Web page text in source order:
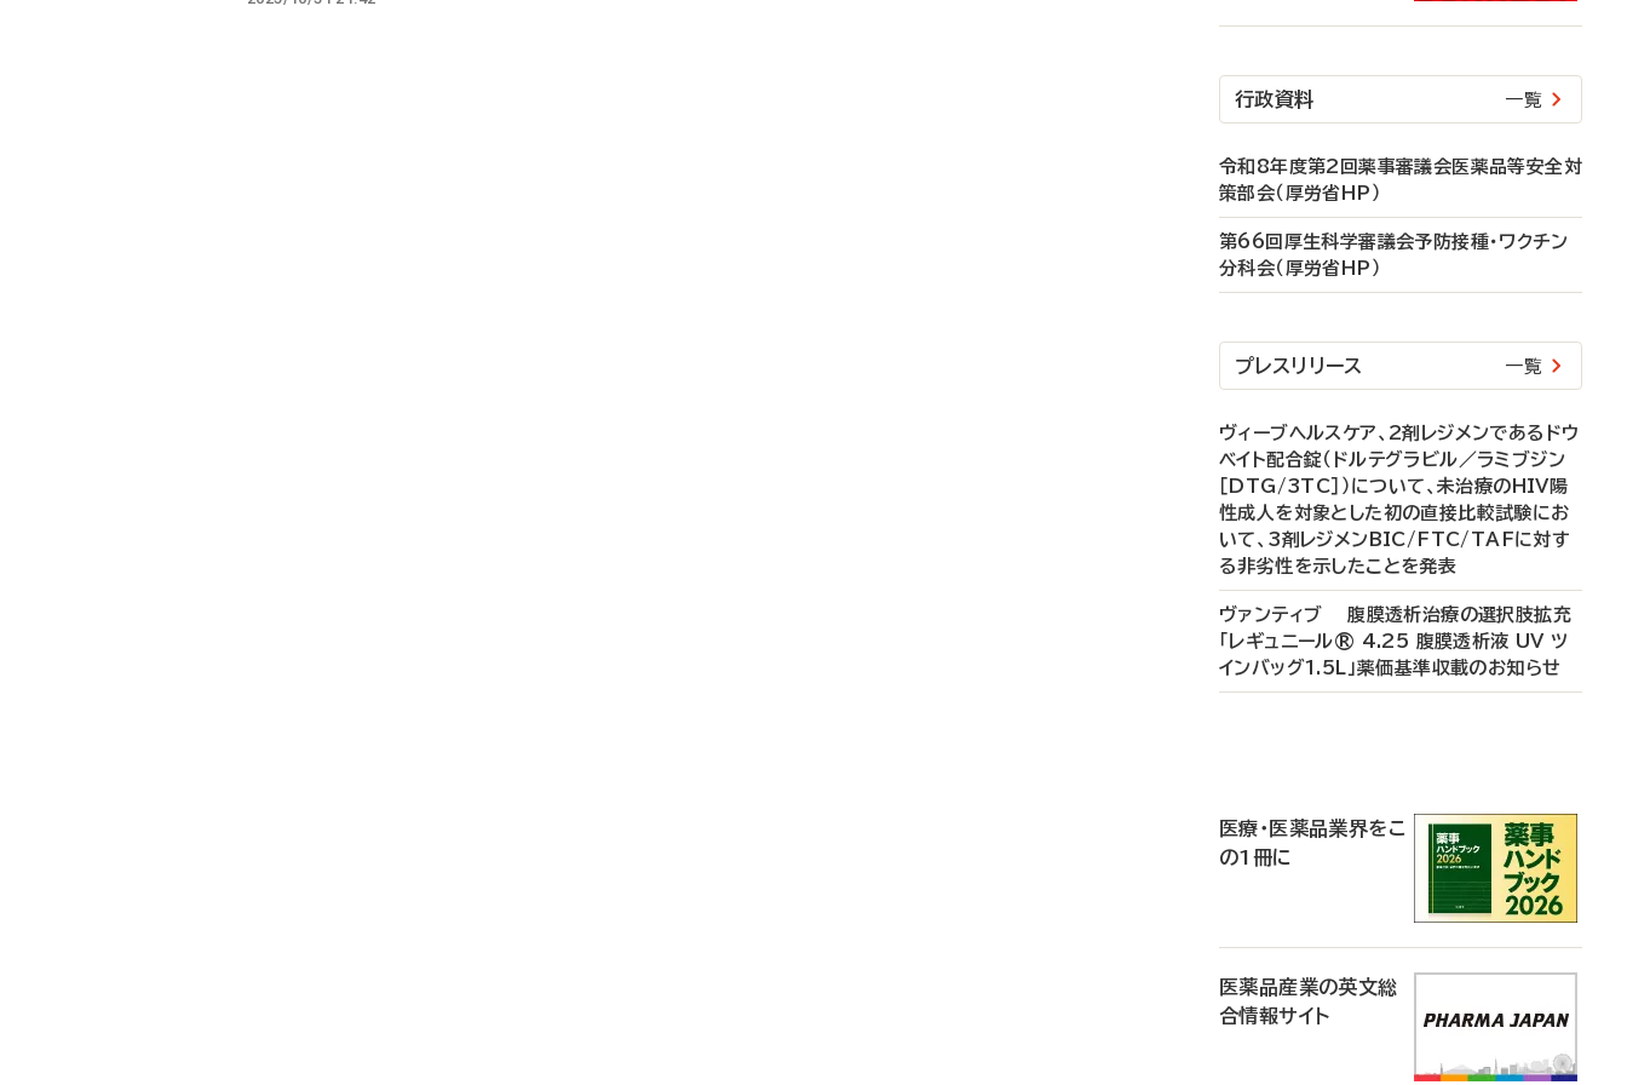
行政資料 一覧
令和8年度第2回薬事審議会医薬品等安全対
策部会（厚労省HP）
第66回厚生科学審議会予防接種・ワクチン
分科会（厚労省HP）
プレスリリース 一覧
ヴィーブヘルスケア、2剤レジメンであるドウ
ベイト配合錠（ドルテグラビル／ラミブジン
［DTG/3TC］）について、未治療のHIV陽
性成人を対象とした初の直接比較試験にお
いて、3剤レジメンBIC/FTC/TAFに対す
る非劣性を示したことを発表
ヴァンティブ 腹膜透析治療の選択肢拡充
「レギュニール® 4.25 腹膜透析液 UV ツ
インバッグ1.5L」薬価基準収載のお知らせ
医療・医薬品業界をこ
の1冊に
医薬品産業の英文総
合情報サイト